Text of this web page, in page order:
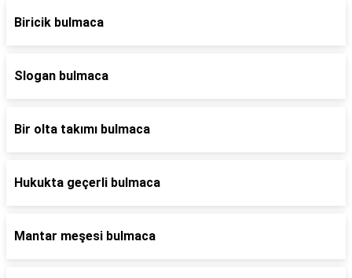
Biricik bulmaca
Slogan bulmaca
Bir olta takımı bulmaca
Hukukta geçerli bulmaca
Mantar meşesi bulmaca